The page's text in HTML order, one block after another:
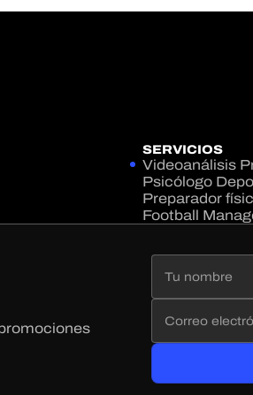
SERVICIOS
Videoanálisis
Psicólogo
Preparador
Football